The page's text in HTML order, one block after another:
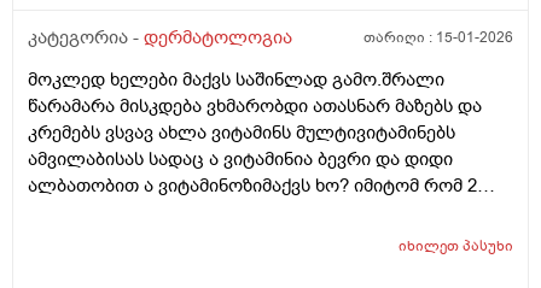
გამომწვევი მიზეზები ან რა სხვა დაავადებები
კრემი
კატეგორია - დერმატოლოგია თარიღი : 15-01-2026
მოკლედ ხელები მაქვს საშინლად გამო.შრალი
წარამარა მისკდება ვხმარობდი ათასნარ მაზებს და
კრემებს ვსვავ ახლა ვიტამინს მულტივიტამინებს
ამვილაბისას სადაც ა ვიტამინია ბევრი და დიდი
ალბათობით ა ვიტამინოზიმაქვს ხო? იმიტომ რომ 2
დაბანვაზე მიუხეშდება და მისკდება შემდეგ და არის
იხილეთპასუხი